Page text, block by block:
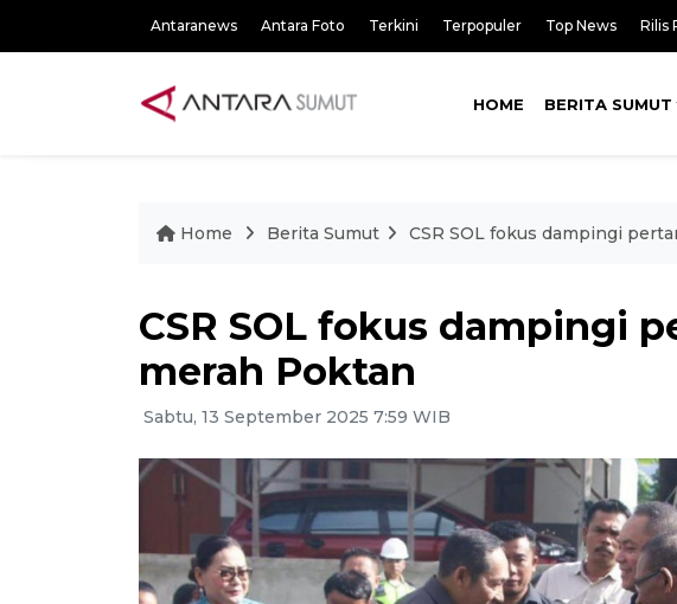
Antaranews Antara Foto Terkini Terpopuler Top News Rilis
HOME BERITA SUMUT
Home Berita Sumut CSR SOL fokus dampingi
CSR SOL fokus dampingi
merah Poktan
Sabtu, 13 September 2025 7:59 WIB